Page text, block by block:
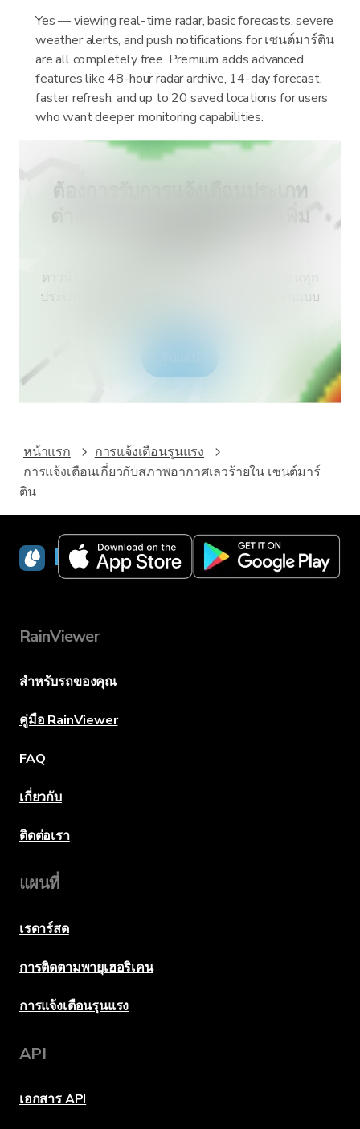
Yes — viewing real-time radar, basic forecasts, severe
weather alerts, and push notifications for เซนต์มาร์ติน
are all completely free. Premium adds advanced
features like 48-hour radar archive, 14-day forecast,
faster refresh, and up to 20 saved locations for users
who want deeper monitoring capabilities.
ต้องการรับการแจ้งเตือนประเภท
ต่างๆ สำหรับประเทศของคุณเพิ่ม
ดาวน์โหลด RainViewer เพื่อเข้าถึงการแจ้งเตือนทุก
ประเภทจากกรมอุตุนิยมวิทยาและการแจ้งเตือนแบบ
หน้าแรก
การแจ้งเตือนรุนแรง
การแจ้งเตือนเกี่ยวกับสภาพอากาศเลวร้ายใน เซนต์มาร์
ติน
RainViewer
RainViewer
สำหรับรถของคุณ
คู่มือ RainViewer
FAQ
เกี่ยวกับ
ติดต่อเรา
แผนที่
เรดาร์สด
การติดตามพายุเฮอริเคน
การแจ้งเตือนรุนแรง
API
เอกสาร API